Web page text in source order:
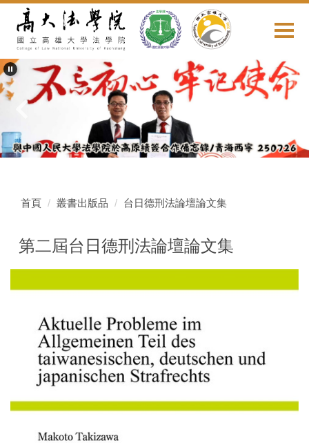
要
內
容
區
首頁 叢書出版品 台日德刑法論壇論文集
第二屆台日德刑法論壇論文集